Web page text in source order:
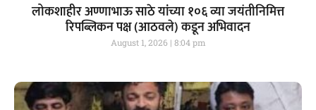
लोकशाहीर अण्णाभाऊ साठे यांच्या १०६ व्या जयंतीनिमित्त
रिपब्लिकन पक्ष (आठवले) कडून अभिवादन
August 1, 2026 8:04 pm